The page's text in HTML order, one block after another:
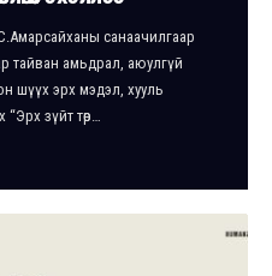
санаачилгаар
тайван амьдрал, аюулгүй
шүүх эрх мэдэл, хууль
зүйт төр…